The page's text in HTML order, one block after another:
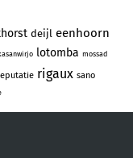
deijl eenhoorn
lotomba mossad
rigaux sano